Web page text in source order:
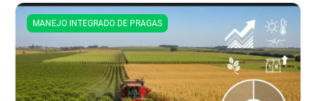
MANEJO INTEGRADO DE PRAGAS